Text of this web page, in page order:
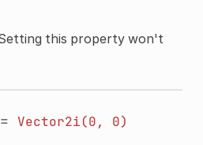
this property won't
= Vector2i(0, 0)